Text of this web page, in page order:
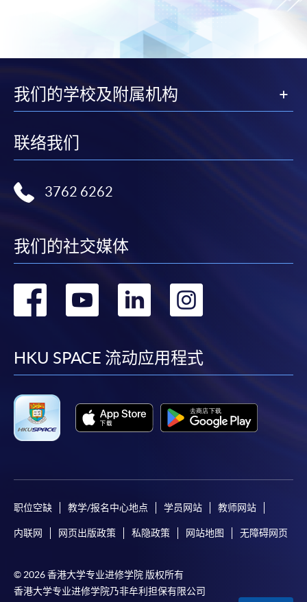
我们的学校及附属机构
联络我们
3762 6262
我们的社交媒体
转
facebook
转
youtube
转
linkedin
转
HKU SPACE 流动应用程式
职位空缺 教学/报名中心地点 学员网站 教师网站
内联网 网页出版政策 私隐政策 网站地图 无障碍网页
© 2026 香港大学专业进修学院 版权所有
香港大学专业进修学院乃非牟利担保有限公司